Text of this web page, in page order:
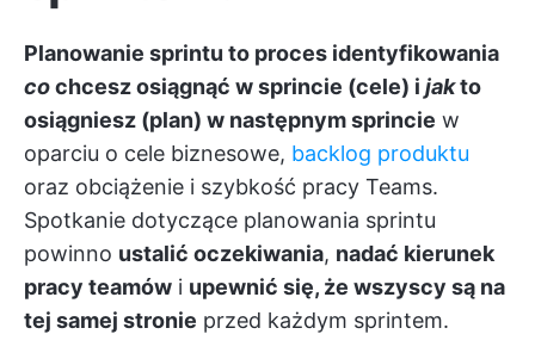
Planowanie sprintu to proces identyfikowania
cochcesz osiągnąć w sprincie (cele) i jakto
osiągniesz (plan) w następnym sprincie w
oparciu o cele biznesowe, backlog produktu
oraz obciążenie i szybkość pracy Teams.
Spotkanie dotyczące planowania sprintu
powinno ustalić oczekiwania, nadać kierunek
pracy teamów i upewnić się, że wszyscy są na
tej samej stronie przed każdym sprintem.